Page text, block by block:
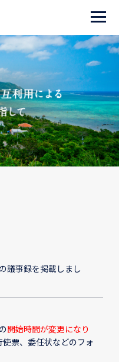
議事録を掲載しまし
開始時間が変更になり
票、委任状などのフォ